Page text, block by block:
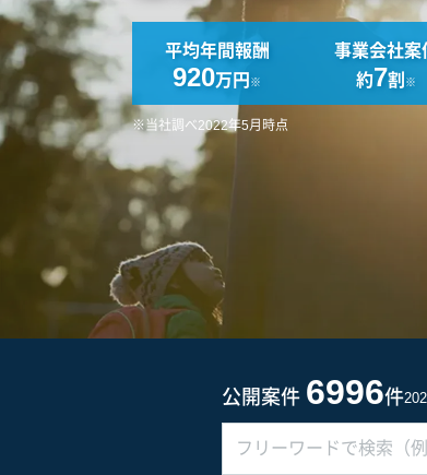
平均年間報酬
920万円 ※
事業会社案
約7割 ※
※当社調べ2022年5月時点
公開案件 6996件